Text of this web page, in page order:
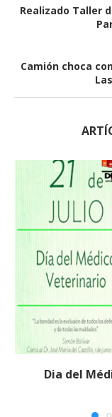
Realizado Taller
Camión choca
Dia del